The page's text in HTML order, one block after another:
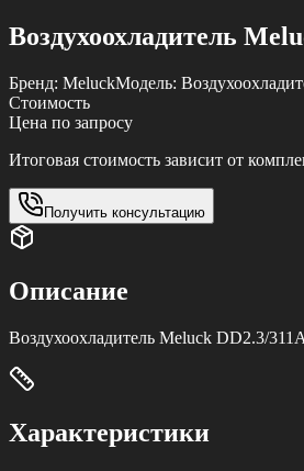
Воздухоохладитель
Бренд: MeluckМодель:
Стоимость
Цена по запросу
Итоговая стоимость зависит от
Получить консультацию
Описание
Воздухоохладитель Meluck DD2.3/
Характеристики